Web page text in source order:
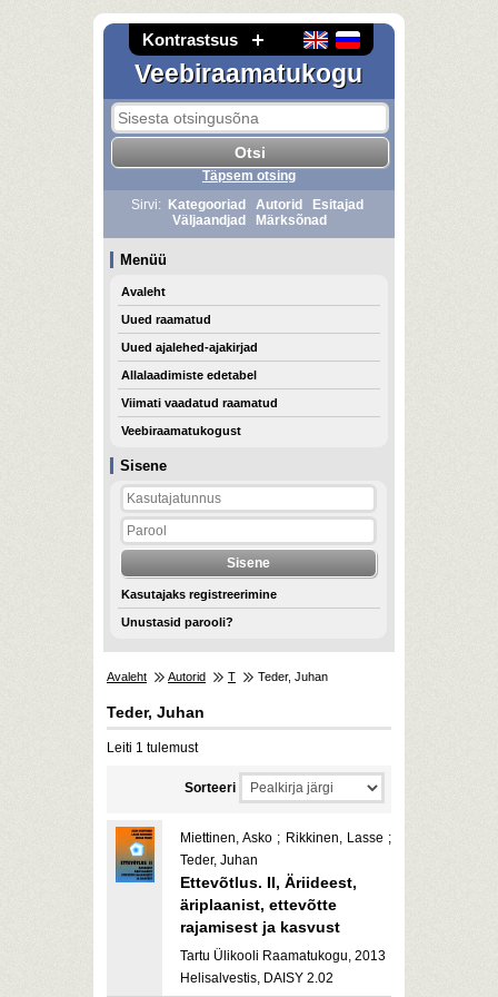
Kontrastsus
Veebiraamatukogu
Sisene
Kasutajaks registreerimine
Unustasid parooli?
Täpsem otsing
Sirvi:
Kategooriad Autorid
Esitajad
Väljaandjad
Märksõnad
Menüü
Avaleht
Uued raamatud
Uued ajalehed-ajakirjad
Allalaadimiste edetabel
Viimati vaadatud raamatud
Veebiraamatukogust
Avaleht Autorid T Teder, Juhan
Teder, Juhan
Leiti 1 tulemust
Sorteeri
Miettinen, Asko ; Rikkinen, Lasse ;
Teder, Juhan
Ettevõtlus. II, Äriideest,
äriplaanist, ettevõtte
rajamisest ja kasvust
Tartu Ülikooli Raamatukogu, 2013
Helisalvestis, DAISY 2.02